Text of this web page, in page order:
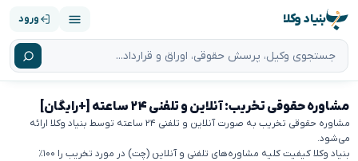
بنیاد وکلا ورود
مشاوره حقوقی تخریب: آنلاین و تلفنی ۲۴ ساعته [+رایگان]
مشاوره حقوقی تخریب به صورت آنلاین و تلفنی ۲۴ ساعته توسط بنیاد وکلا ارائه
می‌شود.
بنیاد وکلا کیفیت کلیه مشاوره‌های تلفنی و آنلاین (چت) در مورد تخریب را ۱۰۰٪